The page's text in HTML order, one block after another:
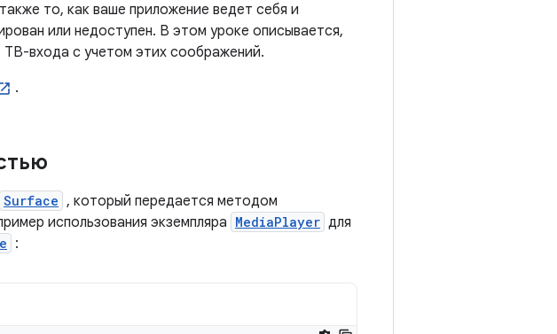
то, как ваше приложение ведет себя и
или недоступен. В этом уроке описывается,
ТВ-входа с учетом этих соображений.
.
Surface , который передается методом
использования экземпляра MediaPlayer для
: